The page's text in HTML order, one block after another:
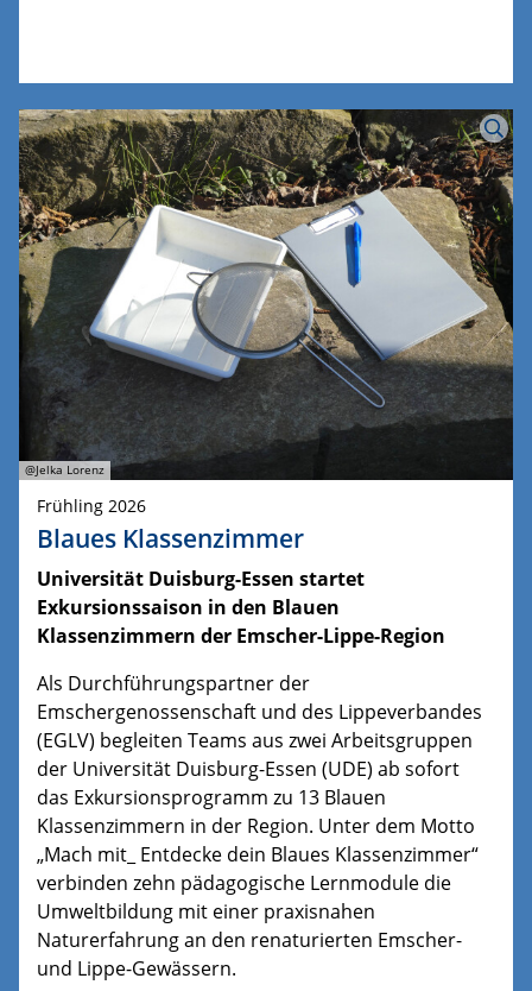
@Jelka Lorenz
Frühling 2026
Blaues Klassenzimmer
Universität Duisburg-Essen startet
Exkursionssaison in den Blauen
Klassenzimmern der Emscher-Lippe-Region
Als Durchführungspartner der
Emschergenossenschaft und des Lippeverbandes
(EGLV) begleiten Teams aus zwei Arbeitsgruppen
der Universität Duisburg-Essen (UDE) ab sofort
das Exkursionsprogramm zu 13 Blauen
Klassenzimmern in der Region. Unter dem Motto
„Mach mit_ Entdecke dein Blaues Klassenzimmer“
verbinden zehn pädagogische Lernmodule die
Umweltbildung mit einer praxisnahen
Naturerfahrung an den renaturierten Emscher-
und Lippe-Gewässern.